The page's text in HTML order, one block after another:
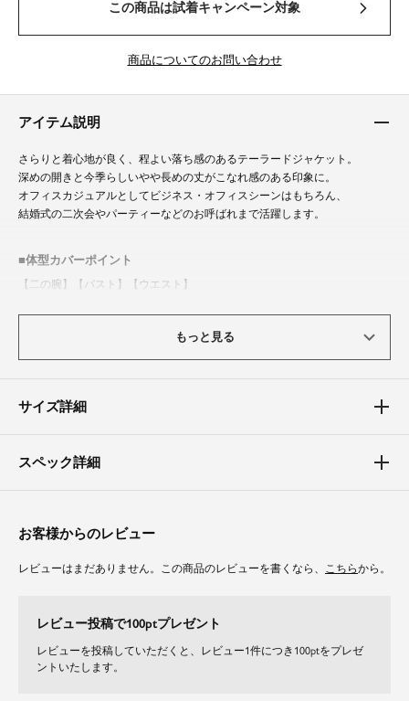
この商品は試着キャンペーン対象
商品についてのお問い合わせ
アイテム説明
さらりと着心地が良く、程よい落ち感のあるテーラードジャケット。
深めの開きと今季らしいやや長めの丈がこなれ感のある印象に。
オフィスカジュアルとしてビジネス・オフィスシーンはもちろん、
結婚式の二次会やパーティーなどのお呼ばれまで活躍します。
体型カバーポイント
【二の腕】【バスト】【ウエスト】
程よくシルエットを整えるすっきりとしたサイジングで上半身を上品にカバ
ー。
素材
もっと見る
サイズ詳細
スペック詳細
お客様からのレビュー
レビューはまだありません。この商品のレビューを書くなら、 こちらから。
レビュー投稿で100ptプレゼント
レビューを投稿していただくと、レビュー1件につき100ptをプレゼ
ントいたします。